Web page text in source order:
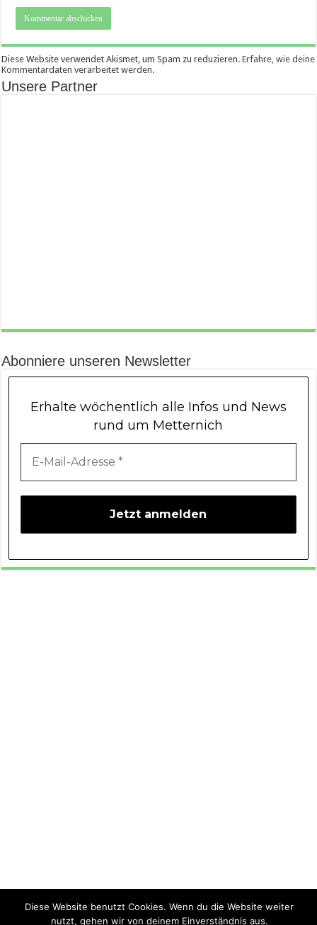
Diese Website verwendet Akismet, um Spam zu reduzieren.Erfahre, wie deine
Kommentardaten verarbeitet werden.
Unsere Partner
Abonniere unseren Newsletter
Erhalte wöchentlich alle Infos und News
rund um Metternich
Diese Website benutzt Cookies. Wenn du die Website weiter
nutzt, gehen wir von deinem Einverständnis aus.